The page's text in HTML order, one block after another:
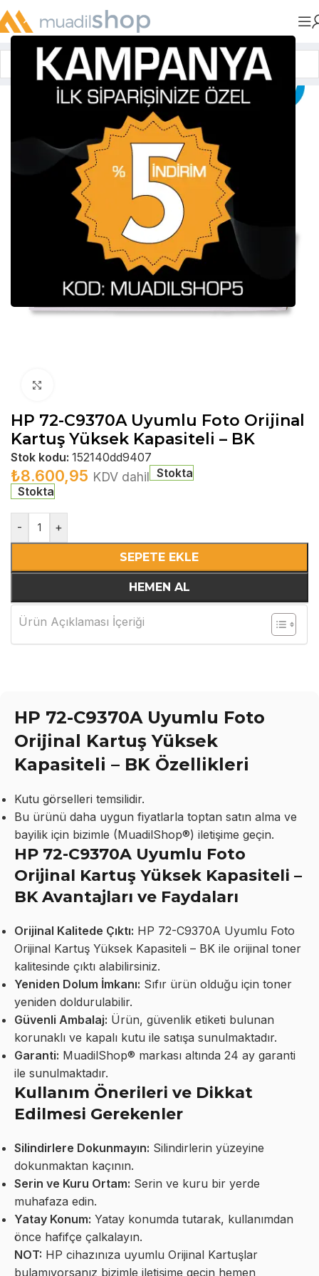
Anasayfa»Orijinal Kartuşlar
HP 72-C9370A Uyumlu Foto Orijinal
Kartuş Yüksek Kapasiteli – BK
Stok kodu: 152140dd9407
₺8.600,95 KDV dahil Stokta
Stokta
- +
SEPETE EKLE
HEMEN AL
Ürün Açıklaması İçeriği
HP 72-C9370A Uyumlu Foto
Orijinal Kartuş Yüksek
Kapasiteli – BK Özellikleri
Kutu görselleri temsilidir.
Bu ürünü daha uygun fiyatlarla toptan satın alma ve
bayilik için bizimle (MuadilShop®) iletişime geçin.
HP 72-C9370A Uyumlu Foto
Orijinal Kartuş Yüksek Kapasiteli –
BK Avantajları ve Faydaları
Orijinal Kalitede Çıktı: HP 72-C9370A Uyumlu Foto
Orijinal Kartuş Yüksek Kapasiteli – BK ile orijinal toner
kalitesinde çıktı alabilirsiniz.
Yeniden Dolum İmkanı: Sıfır ürün olduğu için toner
yeniden doldurulabilir.
Güvenli Ambalaj: Ürün, güvenlik etiketi bulunan
korunaklı ve kapalı kutu ile satışa sunulmaktadır.
Garanti: MuadilShop® markası altında 24 ay garanti
ile sunulmaktadır.
Kullanım Önerileri ve Dikkat
Edilmesi Gerekenler
Silindirlere Dokunmayın: Silindirlerin yüzeyine
dokunmaktan kaçının.
Serin ve Kuru Ortam: Serin ve kuru bir yerde
muhafaza edin.
Yatay Konum: Yatay konumda tutarak, kullanımdan
önce hafifçe çalkalayın.
NOT: HP cihazınıza uyumlu Orijinal Kartuşlar
bulamıyorsanız bizimle iletişime geçin hemen